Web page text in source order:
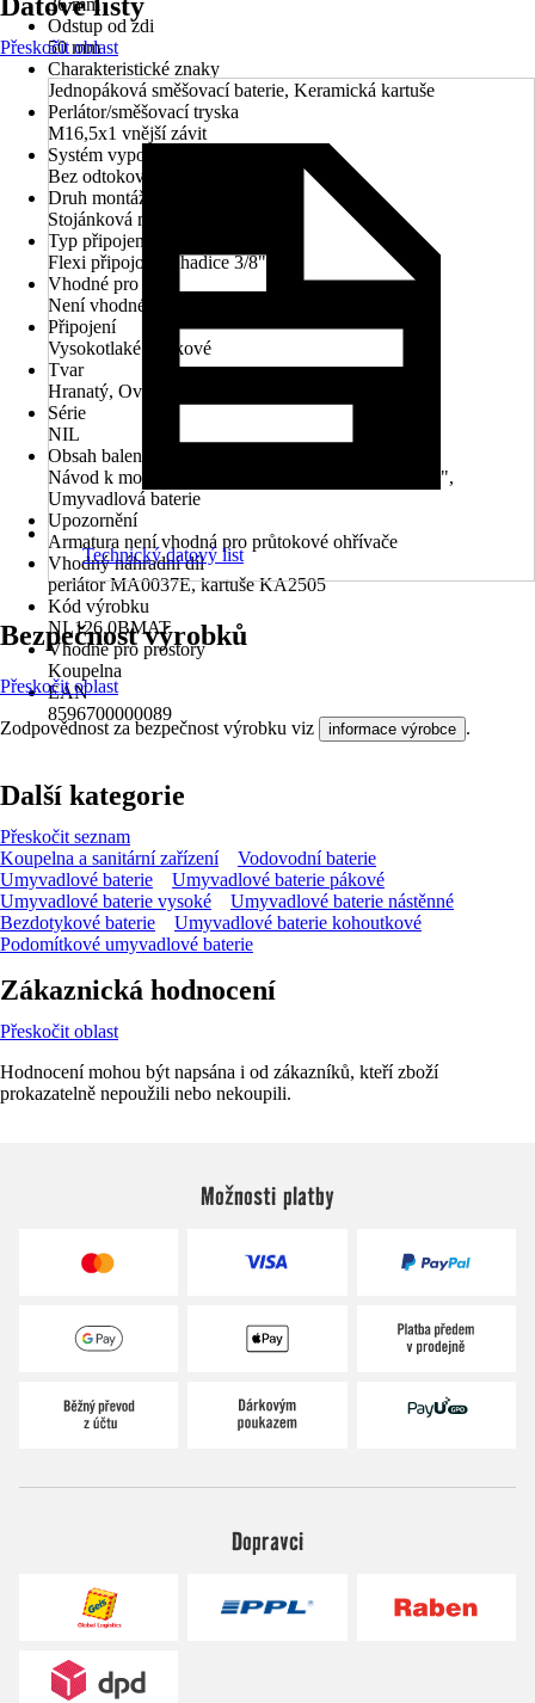
36 mm
Odstup od zdi
50 mm
Charakteristické znaky
Jednopáková směšovací baterie, Keramická kartuše
Perlátor/směšovací tryska
M16,5x1 vnější závit
Systém vypouštění
Bez odtokové soupravy
Druh montáže
Stojánková montáž
Typ připojení
Flexi připojovací hadice 3/8"
Vhodné pro
Není vhodné pro průtokový ohřívač
Připojení
Vysokotlaké - tlakové
Tvar
Hranatý, Oválný
Série
NIL
Obsah balení
Návod k montáži, 2 flexibilní připojovací hadice 3/8",
Umyvadlová baterie
Upozornění
Armatura není vhodná pro průtokové ohřívače
Vhodný náhradní díl
perlátor MA0037E, kartuše KA2505
Kód výrobku
NL126.0BMAT
Vhodné pro prostory
Koupelna
EAN
8596700000089
Přeskočit oblast
Technický datový list
Bezpečnost výrobků
Přeskočit oblast
Zodpovědnost za bezpečnost výrobku viz informace výrobce .
Další kategorie
Přeskočit seznam
Koupelna a sanitární zařízení
Vodovodní baterie
Umyvadlové baterie
Umyvadlové baterie pákové
Umyvadlové baterie vysoké
Umyvadlové baterie nástěnné
Bezdotykové baterie
Umyvadlové baterie kohoutkové
Podomítkové umyvadlové baterie
Zákaznická hodnocení
Přeskočit oblast
Hodnocení mohou být napsána i od zákazníků, kteří zboží
prokazatelně nepoužili nebo nekoupili.
Možnosti platby
Dopravci